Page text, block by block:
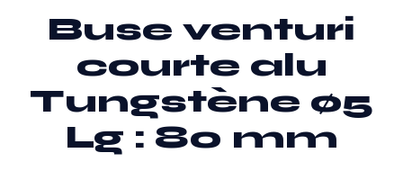
Buse venturi
courte alu
Tungstène ø5
Lg : 80 mm